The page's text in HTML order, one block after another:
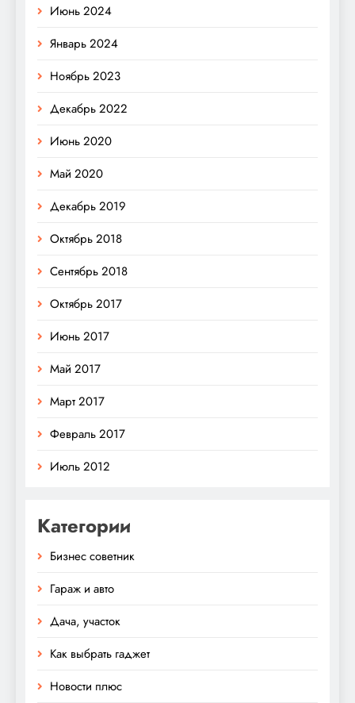
Июнь 2024
Январь 2024
Ноябрь 2023
Декабрь 2022
Июнь 2020
Май 2020
Декабрь 2019
Октябрь 2018
Сентябрь 2018
Октябрь 2017
Июнь 2017
Май 2017
Март 2017
Февраль 2017
Июль 2012
Категории
Бизнес советник
Гараж и авто
Дача, участок
Как выбрать гаджет
Новости плюс